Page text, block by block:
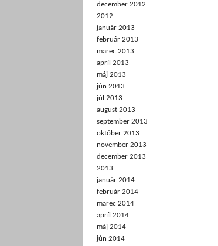
december 2012
2012
január 2013
február 2013
marec 2013
apríl 2013
máj 2013
jún 2013
júl 2013
august 2013
september 2013
október 2013
november 2013
december 2013
2013
január 2014
február 2014
marec 2014
apríl 2014
máj 2014
jún 2014